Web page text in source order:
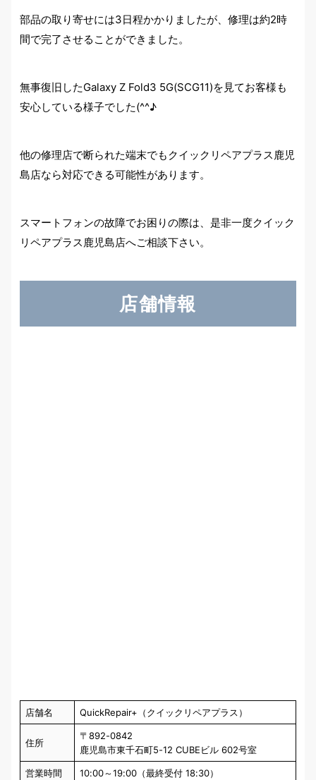
部品の取り寄せには3日程かかりましたが、修理は約2時
間で完了させることができました。
無事復旧したGalaxy Z Fold3 5G(SCG11)を見てお客様も
安心している様子でした(^^♪
他の修理店で断られた端末でもクイックリペアプラス鹿児
島店なら対応できる可能性があります。
スマートフォンの故障でお困りの際は、是非一度クイック
リペアプラス鹿児島店へご相談下さい。
店舗情報
店舗名 QuickRepair+（クイックリペアプラス）
住所
〒892-0842
鹿児島市東千石町5-12 CUBEビル 602号室
営業時間 10:00～19:00（最終受付 18:30）